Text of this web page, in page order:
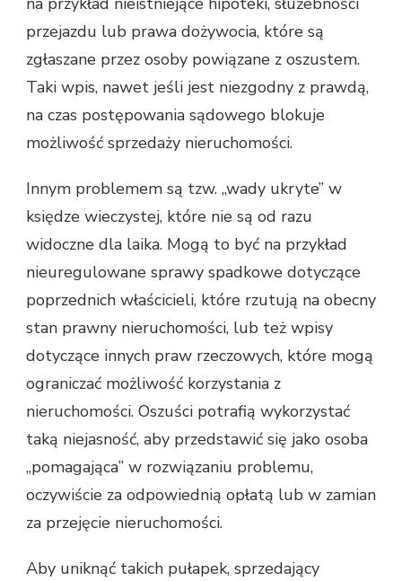
przejazdu lub prawa dożywocia, które są
zgłaszane przez osoby powiązane z oszustem.
Taki wpis, nawet jeśli jest niezgodny z prawdą,
na czas postępowania sądowego blokuje
możliwość sprzedaży nieruchomości.
Innym problemem są tzw. „wady ukryte” w
księdze wieczystej, które nie są od razu
widoczne dla laika. Mogą to być na przykład
nieuregulowane sprawy spadkowe dotyczące
poprzednich właścicieli, które rzutują na obecny
stan prawny nieruchomości, lub też wpisy
dotyczące innych praw rzeczowych, które mogą
ograniczać możliwość korzystania z
nieruchomości. Oszuści potrafią wykorzystać
taką niejasność, aby przedstawić się jako osoba
„pomagająca” w rozwiązaniu problemu,
oczywiście za odpowiednią opłatą lub w zamian
za przejęcie nieruchomości.
Aby uniknąć takich pułapek, sprzedający